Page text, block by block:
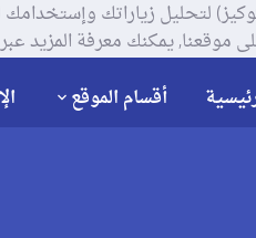
يمكنك معرفة المزيد
أقسام الموقع